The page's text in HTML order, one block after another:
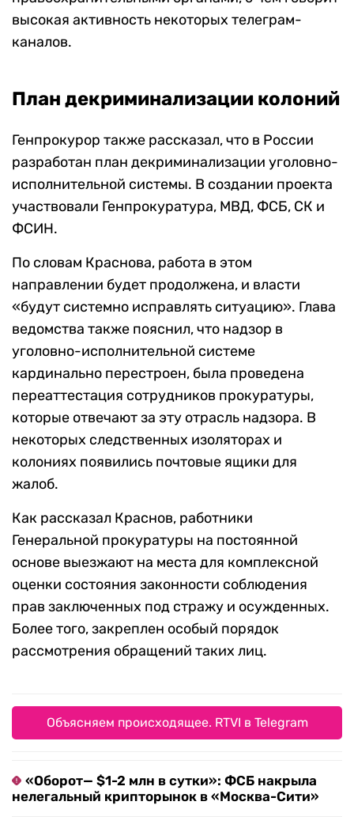
высокая активность некоторых телеграм-
каналов.
План декриминализации колоний
Генпрокурор также рассказал, что в России
разработан план декриминализации уголовно-
исполнительной системы. В создании проекта
участвовали Генпрокуратура, МВД, ФСБ, СК и
ФСИН.
По словам Краснова, работа в этом
направлении будет продолжена, и власти
«будут системно исправлять ситуацию». Глава
ведомства также пояснил, что надзор в
уголовно-исполнительной системе
кардинально перестроен, была проведена
переаттестация сотрудников прокуратуры,
которые отвечают за эту отрасль надзора. В
некоторых следственных изоляторах и
колониях появились почтовые ящики для
жалоб.
Как рассказал Краснов, работники
Генеральной прокуратуры на постоянной
основе выезжают на места для комплексной
оценки состояния законности соблюдения
прав заключенных под стражу и осужденных.
Более того, закреплен особый порядок
рассмотрения обращений таких лиц.
Объясняем происходящее. RTVI в Telegram
«Оборот— $1-2 млн в сутки»: ФСБ накрыла
нелегальный крипторынок в «Москва-Сити»